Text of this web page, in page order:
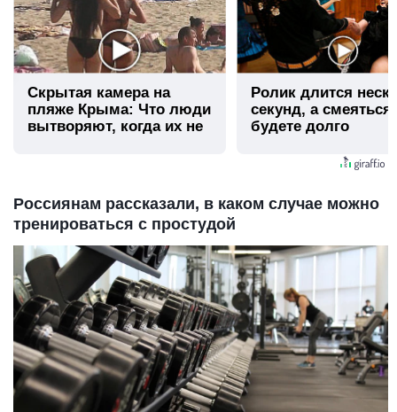
Скрытая камера на
пляже Крыма: Что люди
вытворяют, когда их не
Ролик длится
секунд, а
будете долго
Россиянам рассказали, в каком случае можно
тренироваться с простудой